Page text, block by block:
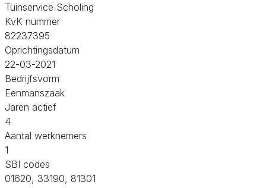
Tuinservice Scholing
KvK nummer
82237395
Oprichtingsdatum
22-03-2021
Bedrijfsvorm
Eenmanszaak
Jaren actief
4
Aantal werknemers
1
SBI codes
01620, 33190, 81301